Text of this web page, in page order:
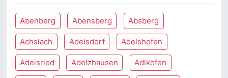
Abenberg Abensberg Absberg
Achslach Adelsdorf Adelshofen
Adelsried Adelzhausen Adlkofen